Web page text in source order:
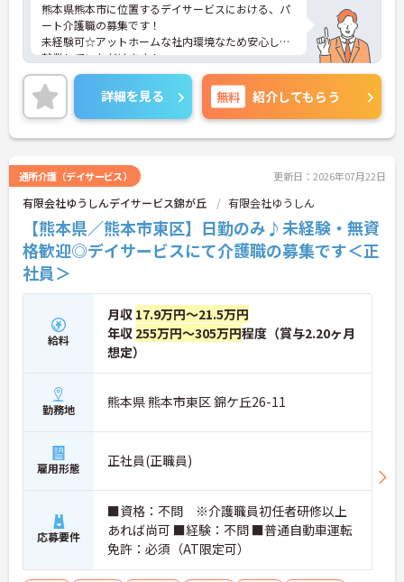
熊本県熊本市に位置するデイサービスにおける、パ
ート介護職の募集です！
未経験可☆アットホームな社内環境なため安心して
就業していただけます！
ご興味ある方には、面接対策ポイントなど、さらに
詳細をお話しいたしますのでお気軽にご相談くださ
い。
詳細を見る 無料 紹介してもらう
通所介護（デイサービス） 更新日：2026年07月22日
有限会社ゆうしんデイサービス錦が丘 有限会社ゆうしん
【熊本県／熊本市東区】日勤のみ♪未経験・無資
格歓迎◎デイサービスにて介護職の募集です＜正
社員＞
給料
月収 17.9万円～21.5万円
年収 255万円～305万円程度（賞与2.20ヶ月
想定）
勤務地 熊本県 熊本市東区 錦ケ丘26-11
雇用形態 正社員(正職員)
応募要件
■資格：不問 ※介護職員初任者研修以上
あれば尚可 ■経験：不問 ■普通自動車運転
免許：必須（AT限定可）